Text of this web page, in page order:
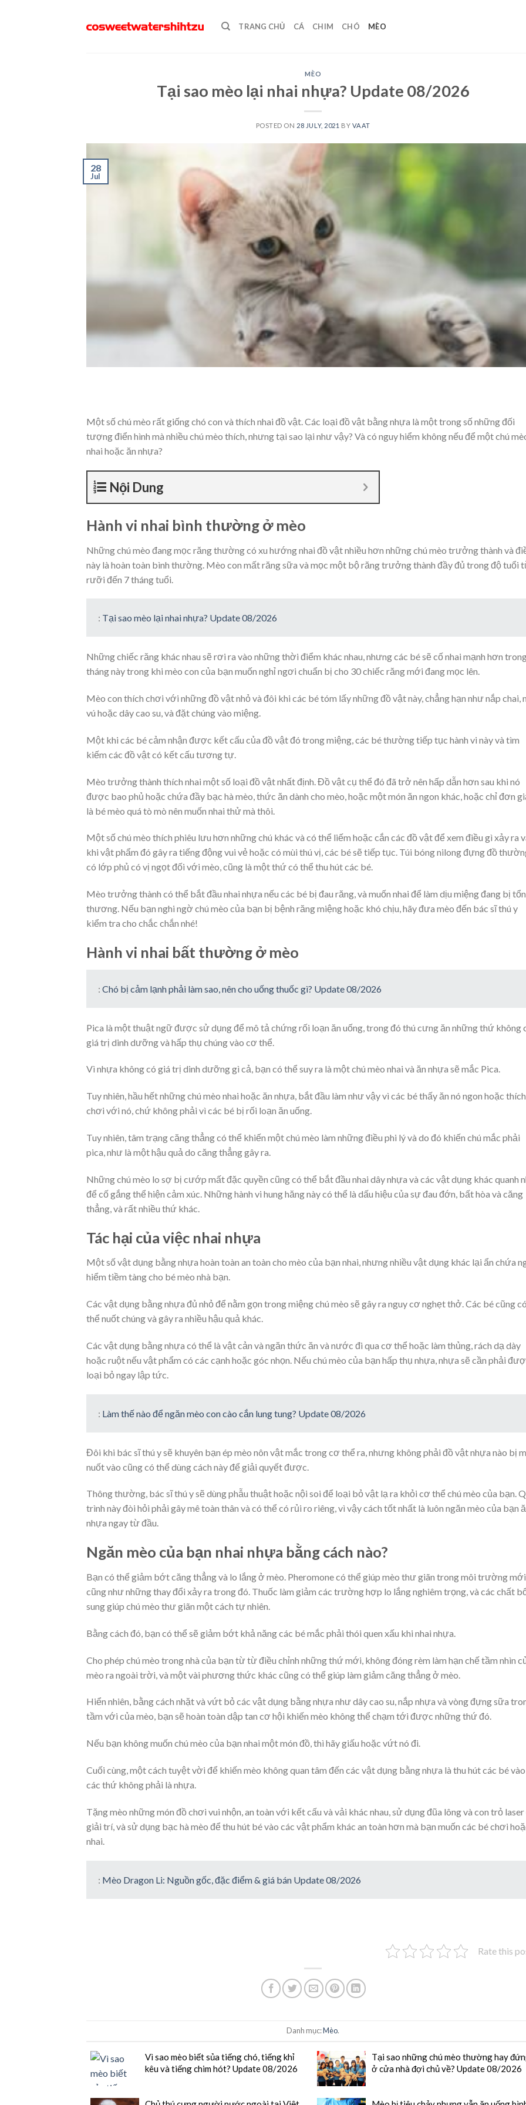
TRANG CHỦ CÁ CHIM CHÓ MÈO
MÈO
Tại sao mèo lại nhai nhựa? Update 08/2026
POSTED ON 28 JULY, 2021 BY VAAT
28
Jul
Một số chú mèo rất giống chó con và thích nhai đồ vật. Các loại đồ vật bằng nhựa là một trong số những đối
tượng điển hình mà nhiều chú mèo thích, nhưng tại sao lại như vậy? Và có nguy hiểm không nếu để một chú
nhai hoặc ăn nhựa?
Nội Dung
Hành vi nhai bình thường ở mèo
Những chú mèo đang mọc răng thường có xu hướng nhai đồ vật nhiều hơn những chú mèo trưởng thành và
này là hoàn toàn bình thường. Mèo con mất răng sữa và mọc một bộ răng trưởng thành đầy đủ trong độ tuổi
rưỡi đến 7 tháng tuổi.
: Tại sao mèo lại nhai nhựa? Update 08/2026
Những chiếc răng khác nhau sẽ rơi ra vào những thời điểm khác nhau, nhưng các bé sẽ cố nhai mạnh hơn
tháng này trong khi mèo con của bạn muốn nghỉ ngơi chuẩn bị cho 30 chiếc răng mới đang mọc lên.
Mèo con thích chơi với những đồ vật nhỏ và đôi khi các bé tóm lấy những đồ vật này, chẳng hạn như nắp chai,
vú hoặc dây cao su, và đặt chúng vào miệng.
Một khi các bé cảm nhận được kết cấu của đồ vật đó trong miệng, các bé thường tiếp tục hành vi này và tìm
kiếm các đồ vật có kết cấu tương tự.
Mèo trưởng thành thích nhai một số loại đồ vật nhất định. Đồ vật cụ thể đó đã trở nên hấp dẫn hơn sau khi nó
được bao phủ hoặc chứa đầy bạc hà mèo, thức ăn dành cho mèo, hoặc một món ăn ngon khác, hoặc chỉ đơn
là bé mèo quá tò mò nên muốn nhai thử mà thôi.
Một số chú mèo thích phiêu lưu hơn những chú khác và có thể liếm hoặc cắn các đồ vật để xem điều gì xảy ra
khi vật phẩm đó gây ra tiếng động vui vẻ hoặc có mùi thú vị, các bé sẽ tiếp tục. Túi bóng nilong đựng đồ
có lớp phủ có vị ngọt đối với mèo, cũng là một thứ có thể thu hút các bé.
Mèo trưởng thành có thể bắt đầu nhai nhựa nếu các bé bị đau răng, và muốn nhai để làm dịu miệng đang bị tổn
thương. Nếu bạn nghi ngờ chú mèo của bạn bị bệnh răng miệng hoặc khó chịu, hãy đưa mèo đến bác sĩ thú y
kiểm tra cho chắc chắn nhé!
Hành vi nhai bất thường ở mèo
: Chó bị cảm lạnh phải làm sao, nên cho uống thuốc gì? Update 08/2026
Pica là một thuật ngữ được sử dụng để mô tả chứng rối loạn ăn uống, trong đó thú cưng ăn những thứ không
giá trị dinh dưỡng và hấp thụ chúng vào cơ thể.
Vì nhựa không có giá trị dinh dưỡng gì cả, bạn có thể suy ra là một chú mèo nhai và ăn nhựa sẽ mắc Pica.
Tuy nhiên, hầu hết những chú mèo nhai hoặc ăn nhựa, bắt đầu làm như vậy vì các bé thấy ăn nó ngon hoặc thích
chơi với nó, chứ không phải vì các bé bị rối loạn ăn uống.
Tuy nhiên, tâm trạng căng thẳng có thể khiến một chú mèo làm những điều phi lý và do đó khiến chú mắc phải
pica, như là một hậu quả do căng thẳng gây ra.
Những chú mèo lo sợ bị cướp mất đặc quyền cũng có thể bắt đầu nhai dây nhựa và các vật dụng khác quanh
để cố gắng thể hiện cảm xúc. Những hành vi hung hăng này có thể là dấu hiệu của sự đau đớn, bất hòa và căng
thẳng, và rất nhiều thứ khác.
Tác hại của việc nhai nhựa
Một số vật dụng bằng nhựa hoàn toàn an toàn cho mèo của bạn nhai, nhưng nhiều vật dụng khác lại ẩn chứa
hiểm tiềm tàng cho bé mèo nhà bạn.
Các vật dụng bằng nhựa đủ nhỏ để nằm gọn trong miệng chú mèo sẽ gây ra nguy cơ nghẹt thở. Các bé cũng có
thể nuốt chúng và gây ra nhiều hậu quả khác.
Các vật dụng bằng nhựa có thể là vật cản và ngăn thức ăn và nước đi qua cơ thể hoặc làm thủng, rách dạ dày
hoặc ruột nếu vật phẩm có các cạnh hoặc góc nhọn. Nếu chú mèo của bạn hấp thụ nhựa, nhựa sẽ cần phải
loại bỏ ngay lập tức.
: Làm thế nào để ngăn mèo con cào cắn lung tung? Update 08/2026
Đôi khi bác sĩ thú y sẽ khuyên bạn ép mèo nôn vật mắc trong cơ thể ra, nhưng không phải đồ vật nhựa nào bị
nuốt vào cũng có thể dùng cách này để giải quyết được.
Thông thường, bác sĩ thú y sẽ dùng phẫu thuật hoặc nội soi để loại bỏ vật lạ ra khỏi cơ thể chú mèo của bạn.
trình này đòi hỏi phải gây mê toàn thân và có thể có rủi ro riêng, vì vậy cách tốt nhất là luôn ngăn mèo của bạn
nhựa ngay từ đầu.
Ngăn mèo của bạn nhai nhựa bằng cách nào?
Bạn có thể giảm bớt căng thẳng và lo lắng ở mèo. Pheromone có thể giúp mèo thư giãn trong môi trường mới
cũng như những thay đổi xảy ra trong đó. Thuốc làm giảm các trường hợp lo lắng nghiêm trọng, và các chất
sung giúp chú mèo thư giãn một cách tự nhiên.
Bằng cách đó, bạn có thể sẽ giảm bớt khả năng các bé mắc phải thói quen xấu khi nhai nhựa.
Cho phép chú mèo trong nhà của bạn từ từ điều chỉnh những thứ mới, không đóng rèm làm hạn chế tầm nhìn
mèo ra ngoài trời, và một vài phương thức khác cũng có thể giúp làm giảm căng thẳng ở mèo.
Hiển nhiên, bằng cách nhặt và vứt bỏ các vật dụng bằng nhựa như dây cao su, nắp nhựa và vòng đựng sữa
tầm với của mèo, bạn sẽ hoàn toàn dập tan cơ hội khiến mèo không thể chạm tới được những thứ đó.
Nếu bạn không muốn chú mèo của bạn nhai một món đồ, thì hãy giấu hoặc vứt nó đi.
Cuối cùng, một cách tuyệt vời để khiến mèo không quan tâm đến các vật dụng bằng nhựa là thu hút các bé vào
các thứ không phải là nhựa.
Tặng mèo những món đồ chơi vui nhộn, an toàn với kết cấu và vải khác nhau, sử dụng đũa lông và con trỏ laser
giải trí, và sử dụng bạc hà mèo để thu hút bé vào các vật phẩm khác an toàn hơn mà bạn muốn các bé chơi
nhai.
: Mèo Dragon Li: Nguồn gốc, đặc điểm & giá bán Update 08/2026
Rate this
Danh mục:Mèo.
Vì sao mèo biết sủa tiếng chó, tiếng khỉ
kêu và tiếng chim hót? Update 08/2026
Tại sao những chú mèo thường hay
ở cửa nhà đợi chủ về? Update 08/2026